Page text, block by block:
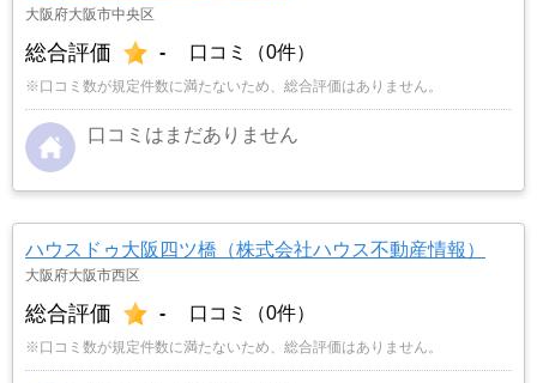
大阪府大阪市中央区
総合評価 - 口コミ（0件）
※口コミ数が規定件数に満たないため、総合評価はありません。
口コミはまだありません
ハウスドゥ大阪四ツ橋（株式会社ハウス不動産情報）
大阪府大阪市西区
総合評価 - 口コミ（0件）
※口コミ数が規定件数に満たないため、総合評価はありません。